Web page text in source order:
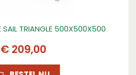
SAIL TRIANGLE 500X500X500
€ 209,00